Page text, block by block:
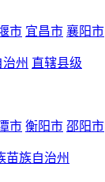
市 宜昌市 襄阳市
州 直辖县级
市 衡阳市 邵阳市
苗族自治州